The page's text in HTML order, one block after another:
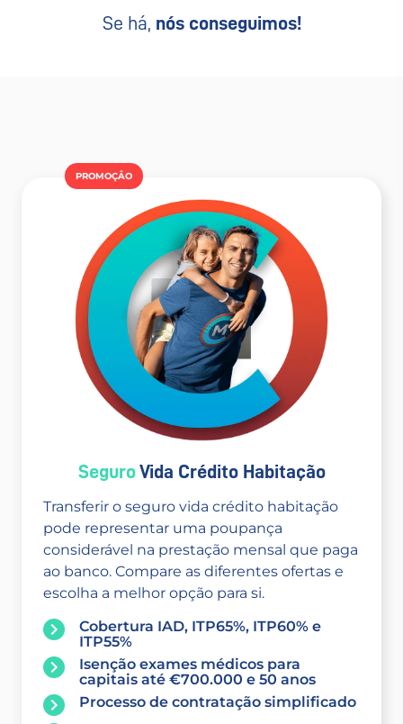
Se há, nós conseguimos!
PROMOÇÂO
SeguroVida Crédito Habitação
Transferir o seguro vida crédito habitação
pode representar uma poupança
considerável na prestação mensal que paga
ao banco. Compare as diferentes ofertas e
escolha a melhor opção para si.
Cobertura IAD, ITP65%, ITP60% e
ITP55%
Isenção exames médicos para
capitais até €700.000 e 50 anos
Processo de contratação simplificado